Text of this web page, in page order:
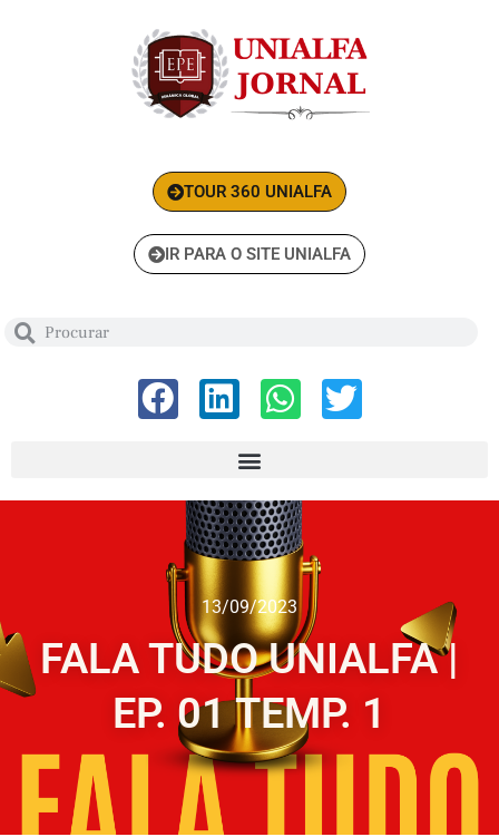
TOUR 360 UNIALFA
IR PARA O SITE UNIALFA
13/09/2023
FALA TUDO UNIALFA |
EP. 01 TEMP. 1